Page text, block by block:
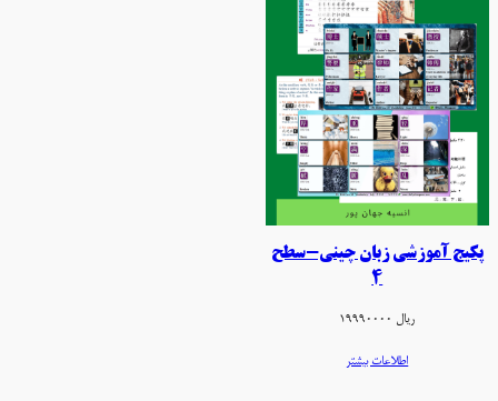
پکیج آموزشی زبان چینی-سطح
4
ریال
اطلاعات بیشتر